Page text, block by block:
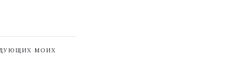
МОИХ